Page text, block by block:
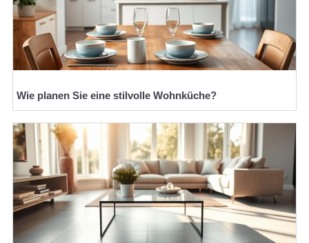
Wie planen Sie eine stilvolle Wohnküche?